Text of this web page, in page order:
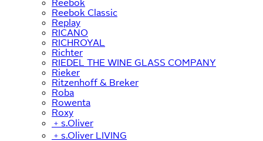
Reebok
Reebok Classic
Replay
RICANO
RICHROYAL
Richter
RIEDEL THE WINE GLASS COMPANY
Rieker
Ritzenhoff & Breker
Roba
Rowenta
Roxy
﹢ s.Oliver
﹢ s.Oliver LIVING